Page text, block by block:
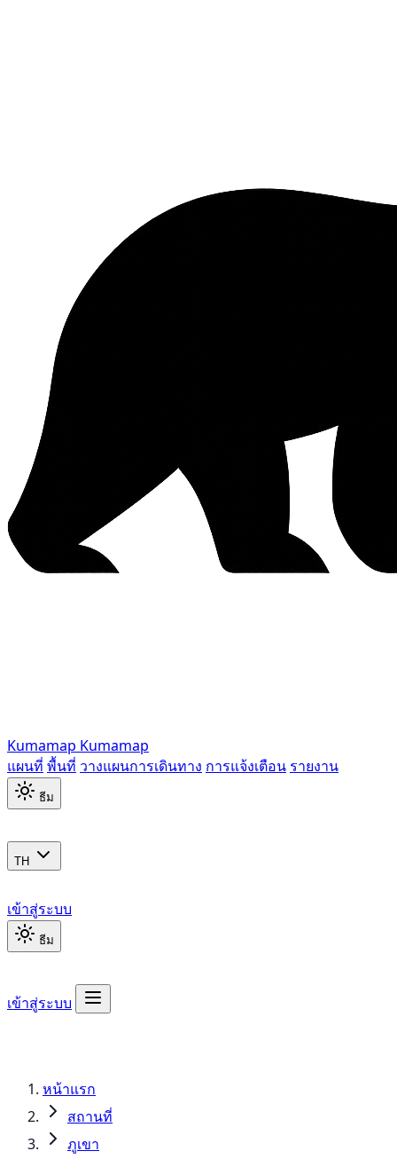
Kumamap Kumamap
แผนที่ พื้นที่ วางแผนการเดินทาง การแจ้งเตือน รายงาน
ธีม
TH
เข้าสู่ระบบ
ธีม
เข้าสู่ระบบ
หน้าแรก
สถานที่
ภูเขา